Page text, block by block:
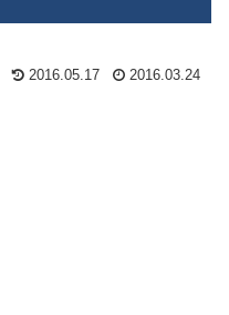
2016.05.17 2016.03.24